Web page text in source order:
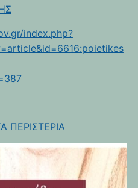
index.php?
ΠΕΡΙΣΤΕΡΙΑ